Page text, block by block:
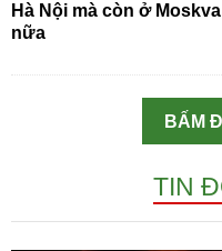
Hà Nội mà còn ở Moskva
nữa
BẤM
TIN